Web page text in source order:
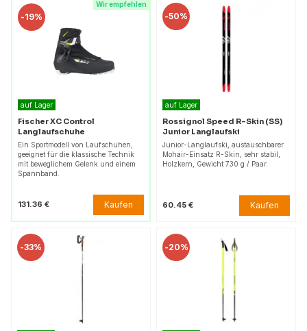
Wir empfehlen
-19%
auf Lager
Fischer XC Control
Langlaufschuhe
Ein Sportmodell von Laufschuhen,
geeignet für die klassische Technik
mit beweglichem Gelenk und einem
Spannband.
131.36 € Kaufen
-50%
auf Lager
Rossignol Speed R-Skin (SS)
Junior Langlaufski
Junior-Langlaufski, austauschbarer
Mohair-Einsatz R-Skin, sehr stabil,
Holzkern, Gewicht 730 g / Paar.
60.45 € Kaufen
-33% -20%